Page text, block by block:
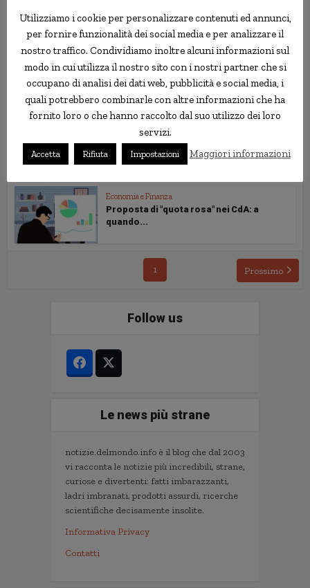
Se questa è la gestione del maltempo, è
il...
Economia e Finanza
Gli USA non sono più il motore...
Economia e Finanza
Italia paese per vecchi
Economia e Finanza
Proposta di "quota rosa" nei CdA: a
quando...
1 Prossimo
Follow us
Le news più strane
notizie.delmondo.info è il blog che dal 2003
vi racconta le notizie più incredibili, strane,
curiose e divertenti: fatti imbarazzanti,
ladri imbranati, prodotti assurdi, ricerche
scientifiche decisamente insolite.
Informativa Privacy
Contatti
Utilizziamo i cookie per personalizzare contenuti ed annunci,
per fornire funzionalità dei social media e per analizzare il
nostro traffico. Condividiamo inoltre alcuni informazioni sul
modo in cui utilizza il nostro sito con i nostri partner che si
occupano di analisi dei dati web, pubblicità e social media, i
quali potrebbero combinarle con altre informazioni che ha
fornito loro o che hanno raccolto dal suo utilizzo dei loro
servizi.
Accetta Rifiuta Impostazioni Maggiori informazioni